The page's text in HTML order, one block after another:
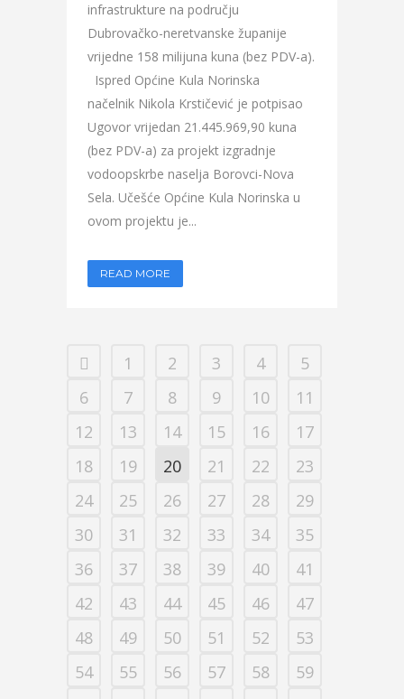
infrastrukture na području
Dubrovačko-neretvanske županije
vrijedne 158 milijuna kuna (bez PDV-a).
Ispred Općine Kula Norinska
načelnik Nikola Krstičević je potpisao
Ugovor vrijedan 21.445.969,90 kuna
(bez PDV-a) za projekt izgradnje
vodoopskrbe naselja Borovci-Nova
Sela. Učešće Općine Kula Norinska u
ovom projektu je...
READ MORE
1 2 3 4
5
6
7 8 9 10
11
12
13 14 15 16
17
18
19 20 21 22
23
24
25 26 27 28
29
30
31 32 33 34
35
36
37 38 39 40
41
42
43 44 45 46
47
48
49 50 51 52
53
54
55 56 57 58
59